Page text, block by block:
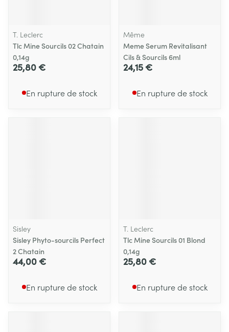
T. Leclerc
Tlc Mine Sourcils 02 Chatain
0,14g
25,80 €
En rupture de stock
Même
Meme Serum Revitalisant
Cils & Sourcils 6ml
24,15 €
En rupture de stock
Sisley
Sisley Phyto-sourcils Perfect
2 Chatain
44,00 €
En rupture de stock
T. Leclerc
Tlc Mine Sourcils 01 Blond
0,14g
25,80 €
En rupture de stock